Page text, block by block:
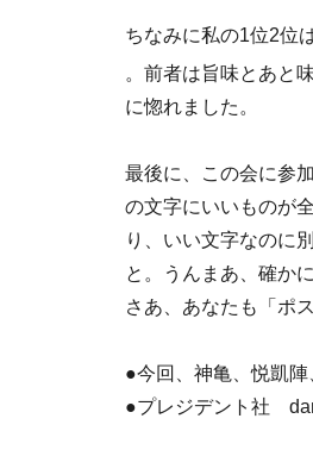
ちなみに私の1位2位は
。前者は旨味とあと
に惚れました。
最後に、この会に参
の文字にいいものが
り、いい文字なのに
と。うんまあ、確か
さあ、あなたも「ポ
●今回、神亀、悦凱
●プレジデント社